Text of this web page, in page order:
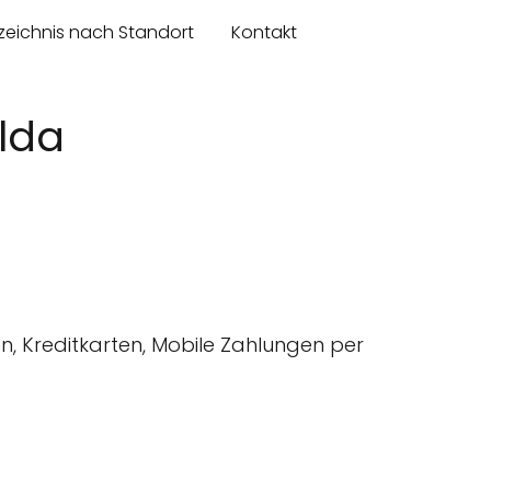
nach Standort Kontakt
Kreditkarten, Mobile Zahlungen per